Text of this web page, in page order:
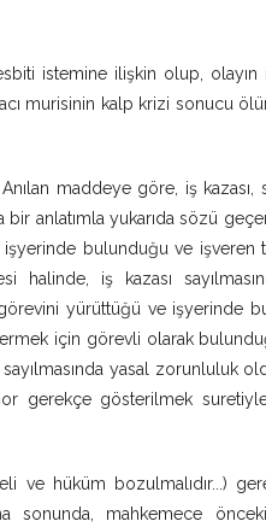
istemine ilişkin olup,
murisinin kalp krizi sonucu
maddeye göre, iş kazası,
anlatımla yukarıda sözü
işyerinde bulunduğu ve işveren
iş kazası
yürüttüğü ve işyerinde
için görevli olarak
yasal zorunluluk
gerekçe gösterilmek suretiyle
ve hüküm bozulmalıdır...)
sonunda, mahkemece